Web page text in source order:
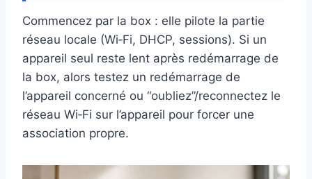
Commencez par la box : elle pilote la partie
réseau locale (Wi‑Fi, DHCP, sessions). Si un
appareil seul reste lent après redémarrage de
la box, alors testez un redémarrage de
l’appareil concerné ou “oubliez”/reconnectez le
réseau Wi‑Fi sur l’appareil pour forcer une
association propre.